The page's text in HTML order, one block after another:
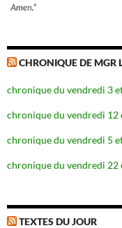
CHRONIQUE DE MGR
chronique du vendredi 3
chronique du vendredi 12
chronique du vendredi 5
chronique du vendredi 22
TEXTES DU JOUR